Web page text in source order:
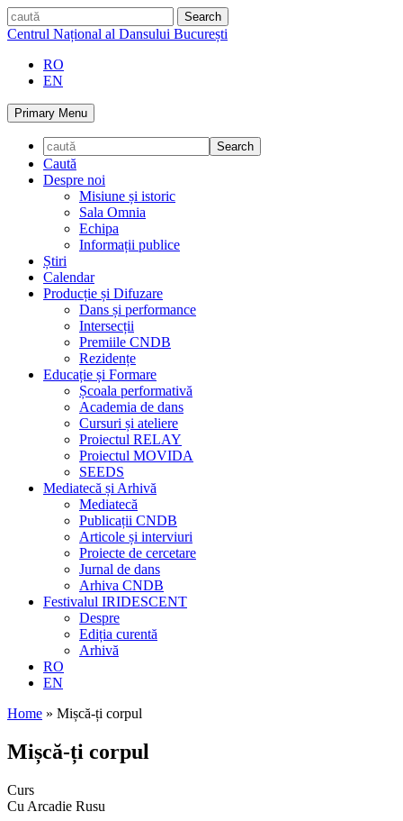
Skip
to
caută
Centrul Național al Dansului București
RO
EN
Primary Menu
Caută
Despre noi
Misiune și istoric
Sala Omnia
Echipa
Informații publice
Știri
Calendar
Producție și Difuzare
Dans și performance
Intersecții
Premiile CNDB
Rezidențe
Educație și Formare
Școala performativă
Academia de dans
Cursuri și ateliere
Proiectul RELAY
Proiectul MOVIDA
SEEDS
Mediatecă și Arhivă
Mediatecă
Publicații CNDB
Articole și interviuri
Proiecte de cercetare
Jurnal de dans
Arhiva CNDB
Festivalul IRIDESCENT
Despre
Ediția curentă
Arhivă
RO
EN
Home » Mișcă-ți corpul
Mișcă-ți corpul
Curs
Cu Arcadie Rusu